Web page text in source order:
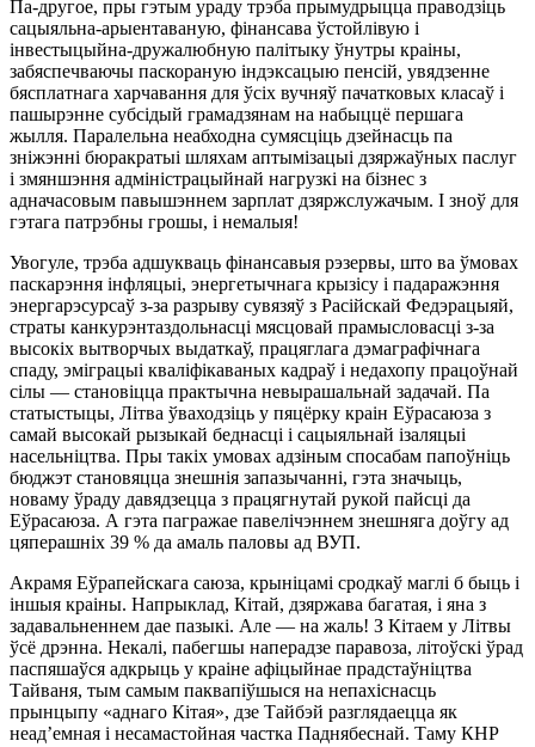
Па-другое, пры гэтым ураду трэба прымудрыцца праводзіць
сацыяльна-арыентаваную, фінансава ўстойлівую і
інвестыцыйна-дружалюбную палітыку ўнутры краіны,
забяспечваючы паскораную індэксацыю пенсій, увядзенне
бясплатнага харчавання для ўсіх вучняў пачатковых класаў і
пашырэнне субсідый грамадзянам на набыццё першага
жылля. Паралельна неабходна сумясціць дзейнасць па
зніжэнні бюракратыі шляхам аптымізацыі дзяржаўных паслуг
і змяншэння адміністрацыйнай нагрузкі на бізнес з
адначасовым павышэннем зарплат дзяржслужачым. І зноў для
гэтага патрэбны грошы, і немалыя!
Увогуле, трэба адшукваць фінансавыя рэзервы, што ва ўмовах
паскарэння інфляцыі, энергетычнага крызісу і падаражэння
энергарэсурсаў з-за разрыву сувязяў з Расійскай Федэрацыяй,
страты канкурэнтаздольнасці мясцовай прамысловасці з-за
высокіх вытворчых выдаткаў, працяглага дэмаграфічнага
спаду, эміграцыі кваліфікаваных кадраў і недахопу працоўнай
сілы — становіцца практычна невырашальнай задачай. Па
статыстыцы, Літва ўваходзіць у пяцёрку краін Еўрасаюза з
самай высокай рызыкай беднасці і сацыяльнай ізаляцыі
насельніцтва. Пры такіх умовах адзіным спосабам папоўніць
бюджэт становяцца знешнія запазычанні, гэта значыць,
новаму ўраду давядзецца з працягнутай рукой пайсці да
Еўрасаюза. А гэта пагражае павелічэннем знешняга доўгу ад
цяперашніх 39 % да амаль паловы ад ВУП.
Акрамя Еўрапейскага саюза, крыніцамі сродкаў маглі б быць і
іншыя краіны. Напрыклад, Кітай, дзяржава багатая, і яна з
задавальненнем дае пазыкі. Але — на жаль! З Кітаем у Літвы
ўсё дрэнна. Некалі, пабегшы наперадзе паравоза, літоўскі ўрад
паспяшаўся адкрыць у краіне афіцыйнае прадстаўніцтва
Тайваня, тым самым паквапіўшыся на непахіснасць
прынцыпу «аднаго Кітая», дзе Тайбэй разглядаецца як
неад’емная і несамастойная частка Паднябеснай. Таму КНР